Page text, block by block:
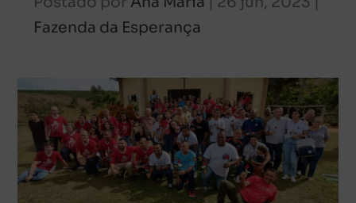
Fazenda da Esperança